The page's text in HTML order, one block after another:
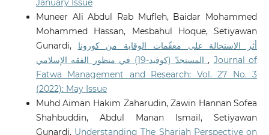
January Issue
Muneer Ali Abdul Rab Mufleh, Baidar Mohammed
Mohammed Hassan, Mesbahul Hoque, Setiyawan
Gunardi, أثر الاستحالة على معقّمات الوقاية من كورونا
المستجدّ (كوفيد-19) في منظور الفقه الإسلامي, Journal of
Fatwa Management and Research: Vol. 27 No. 3
(2022): May Issue
Muhd Aiman Hakim Zaharudin, Zawin Hannan Sofea
Shahbuddin, Abdul Manan Ismail, Setiyawan
Gunardi, Understanding The Shariah Perspective on